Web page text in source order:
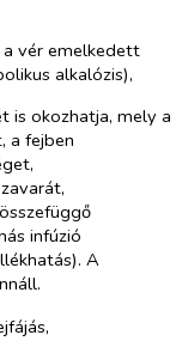
a vér emelkedett
alkalózis),
is okozhatja, mely a
a fejben
infúzió
A